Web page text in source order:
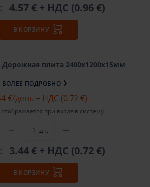
4.57 €+ НДС (0.96 €)
В КОРЗИНУ
Дорожная плита 2400х1200х15мм
БОЛЕЕ ПОДРОБНО
€/день + НДС (0.72 €)
при входе в систему
шт.
3.44 €+ НДС (0.72 €)
В КОРЗИНУ